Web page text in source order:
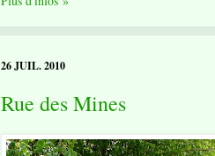
26 JUIL. 2010
Rue des Mines